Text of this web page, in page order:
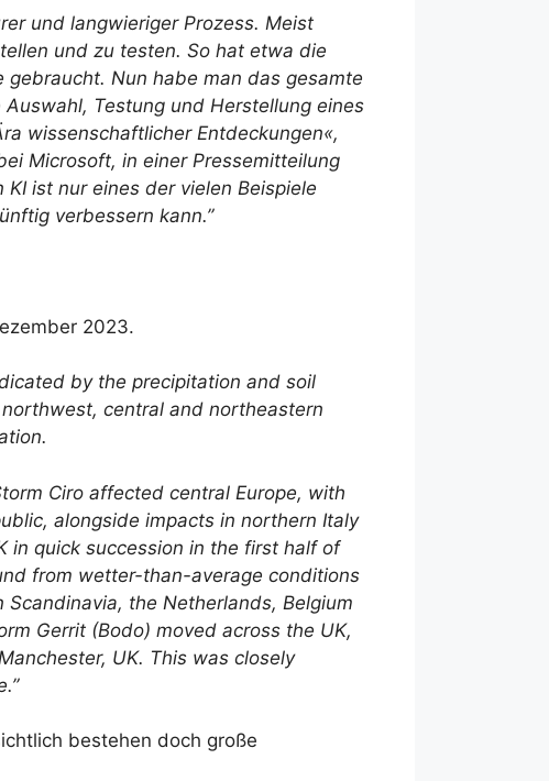
und langwieriger Prozess. Meist
und zu testen. So hat etwa die
Nun habe man das gesamte
Testung und Herstellung eines
wissenschaftlicher Entdeckungen«,
Microsoft, in einer Pressemitteilung
ist nur eines der vielen Beispiele
verbessern kann.”
2023.
by the precipitation and soil
central and northeastern
Ciro affected central Europe, with
alongside impacts in northern Italy
in quick succession in the first half of
from wetter-than-average conditions
the Netherlands, Belgium
Gerrit (Bodo) moved across the UK,
UK. This was closely
bestehen doch große